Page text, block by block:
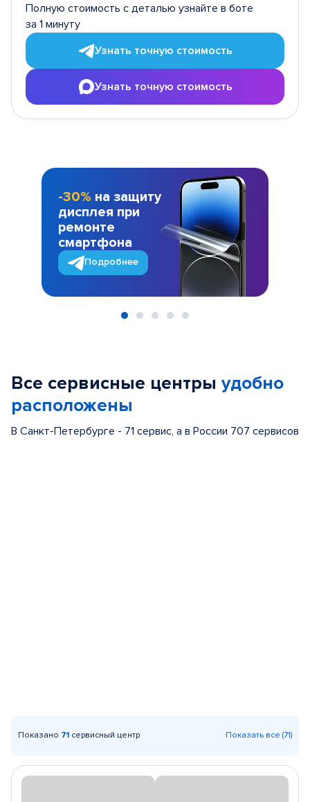
Полную стоимость с деталью узнайте в боте
за 1 минуту
Узнать точную стоимость
Узнать точную стоимость
-30% на защиту
дисплея при
ремонте
смартфона
Подробнее
Все сервисные центры удобно
расположены
В Санкт-Петербурге - 71 сервис, а в России 707 сервисов
Показано 71 сервисный центр Показать все (71)